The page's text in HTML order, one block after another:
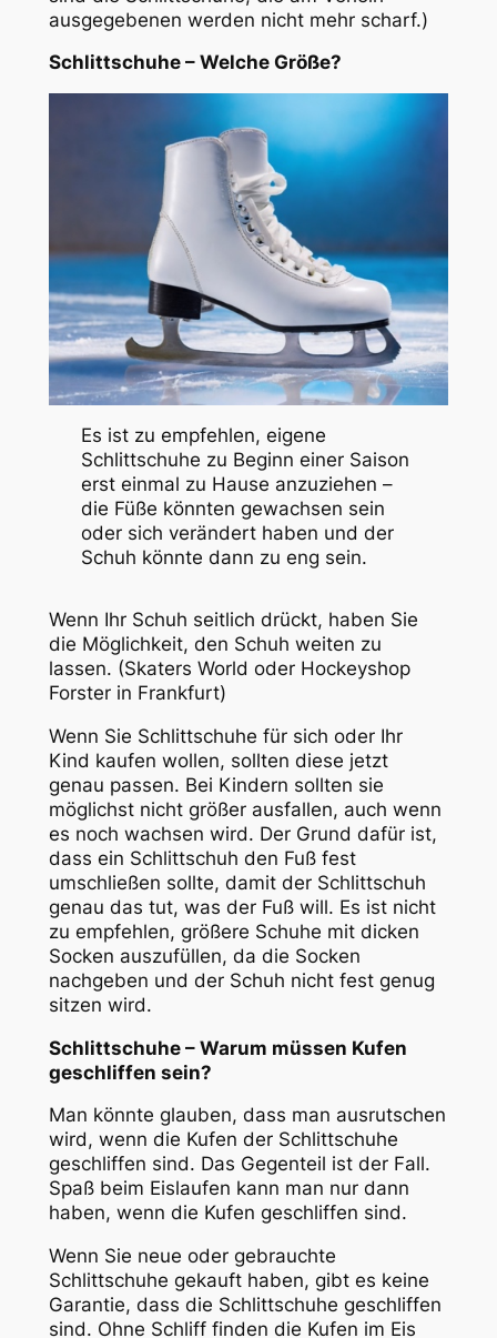
ausgegebenen werden nicht mehr scharf.)
Schlittschuhe – Welche Größe?
Es ist zu empfehlen, eigene
Schlittschuhe zu Beginn einer Saison
erst einmal zu Hause anzuziehen –
die Füße könnten gewachsen sein
oder sich verändert haben und der
Schuh könnte dann zu eng sein.
Wenn Ihr Schuh seitlich drückt, haben Sie
die Möglichkeit, den Schuh weiten zu
lassen. (Skaters World oder Hockeyshop
Forster in Frankfurt)
Wenn Sie Schlittschuhe für sich oder Ihr
Kind kaufen wollen, sollten diese jetzt
genau passen. Bei Kindern sollten sie
möglichst nicht größer ausfallen, auch wenn
es noch wachsen wird. Der Grund dafür ist,
dass ein Schlittschuh den Fuß fest
umschließen sollte, damit der Schlittschuh
genau das tut, was der Fuß will. Es ist nicht
zu empfehlen, größere Schuhe mit dicken
Socken auszufüllen, da die Socken
nachgeben und der Schuh nicht fest genug
sitzen wird.
Schlittschuhe – Warum müssen Kufen
geschliffen sein?
Man könnte glauben, dass man ausrutschen
wird, wenn die Kufen der Schlittschuhe
geschliffen sind. Das Gegenteil ist der Fall.
Spaß beim Eislaufen kann man nur dann
haben, wenn die Kufen geschliffen sind.
Wenn Sie neue oder gebrauchte
Schlittschuhe gekauft haben, gibt es keine
Garantie, dass die Schlittschuhe geschliffen
sind. Ohne Schliff finden die Kufen im Eis